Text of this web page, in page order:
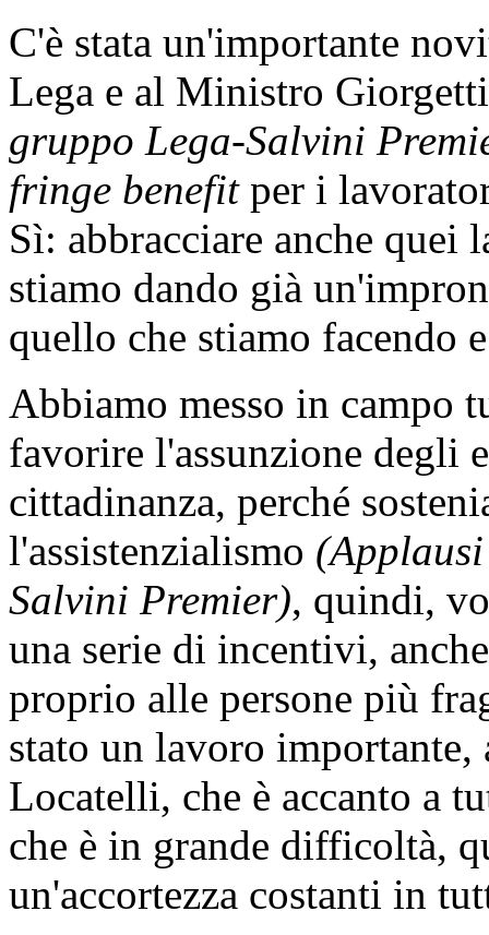
C'è stata un'importante
Lega e al Ministro
gruppo Lega-Salvini
fringe benefitper i
Sì: abbracciare anche
stiamo dando già
quello che stiamo facendo
Abbiamo messo in campo
favorire l'assunzione degli
cittadinanza, perché
l'assistenzialismo
Salvini Premier), quindi,
una serie di incentivi,
proprio alle persone più
stato un lavoro
Locatelli, che è accanto a
che è in grande difficoltà,
un'accortezza costanti in